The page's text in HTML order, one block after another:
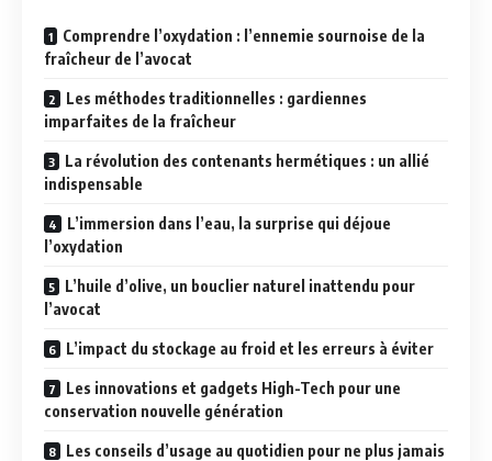
Comprendre l’oxydation : l’ennemie sournoise de la
fraîcheur de l’avocat
Les méthodes traditionnelles : gardiennes
imparfaites de la fraîcheur
La révolution des contenants hermétiques : un allié
indispensable
L’immersion dans l’eau, la surprise qui déjoue
l’oxydation
L’huile d’olive, un bouclier naturel inattendu pour
l’avocat
L’impact du stockage au froid et les erreurs à éviter
Les innovations et gadgets High-Tech pour une
conservation nouvelle génération
Les conseils d’usage au quotidien pour ne plus jamais